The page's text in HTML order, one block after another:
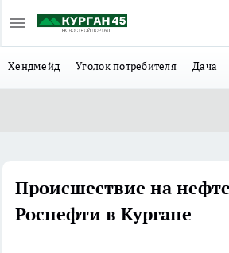
Хендмейд Уголок потребителя Дача
Происшествие на
Роснефти в Кургане